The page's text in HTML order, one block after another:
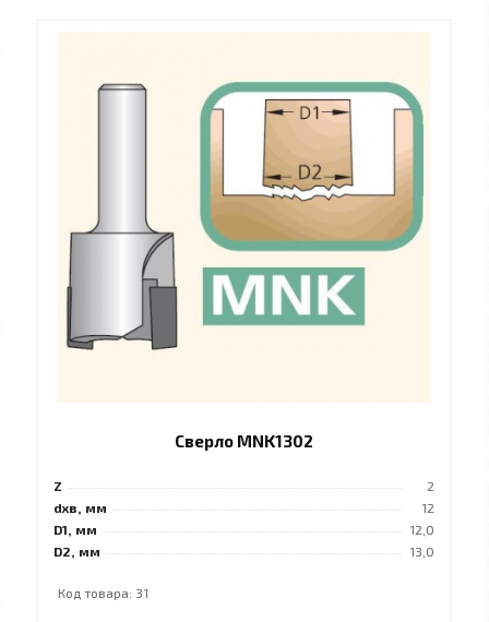
Сверло MNK1302
Z
2
dхв, мм
12
D1, мм
12,0
D2, мм
13,0
Код товара: 31